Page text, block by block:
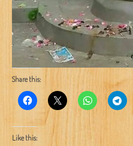
Share this:
Like this: